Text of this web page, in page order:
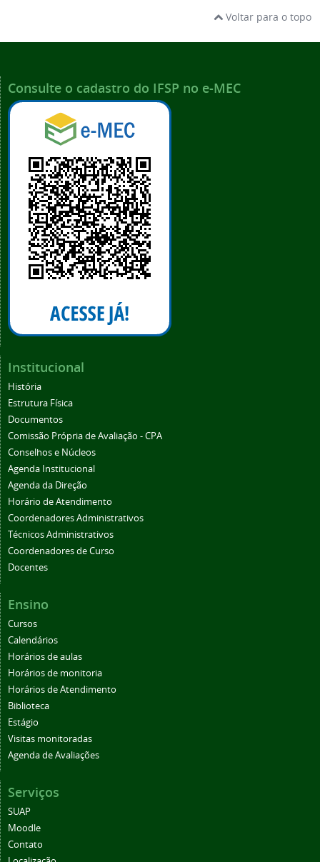
Voltar para o topo
Consulte o cadastro do IFSP no e-MEC
Institucional
História
Estrutura Física
Documentos
Comissão Própria de Avaliação - CPA
Conselhos e Núcleos
Agenda Institucional
Agenda da Direção
Horário de Atendimento
Coordenadores Administrativos
Técnicos Administrativos
Coordenadores de Curso
Docentes
Ensino
Cursos
Calendários
Horários de aulas
Horários de monitoria
Horários de Atendimento
Biblioteca
Estágio
Visitas monitoradas
Agenda de Avaliações
Serviços
SUAP
Moodle
Contato